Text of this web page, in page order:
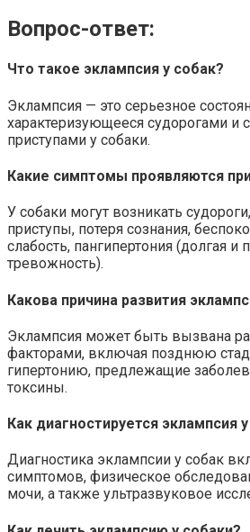
Вопрос-ответ:
Что такое эклампсия у собак?
Эклампсия — это серьезное
характеризующееся судорогами
приступами у собаки.
Какие симптомы проявляются
У собаки могут возникать
приступы, потеря сознания,
слабость, пангипертония (долгая
тревожность).
Какова причина развития
Эклампсия может быть вызвана
факторами, включая позднюю
гипертонию, предлежащие
токсины.
Как диагностируется эклампсия
Диагностика эклампсии у собак
симптомов, физическое
мочи, а также ультразвуковое